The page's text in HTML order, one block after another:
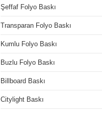
Şeffaf Folyo Baskı
Transparan Folyo Baskı
Kumlu Folyo Baskı
Buzlu Folyo Baskı
Billboard Baskı
Citylight Baskı